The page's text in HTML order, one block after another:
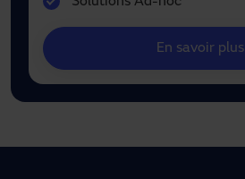
En savoir plus